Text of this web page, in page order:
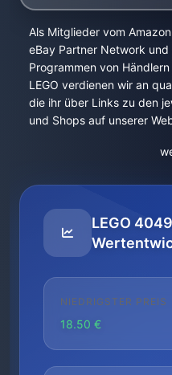
Als Mitglieder vom
eBay Partner Network
Programmen von
LEGO verdienen wir an
die ihr über Links zu den
und Shops auf unserer
LEGO
NIEDRIGSTER PREIS
18.50 €